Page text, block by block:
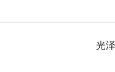
光